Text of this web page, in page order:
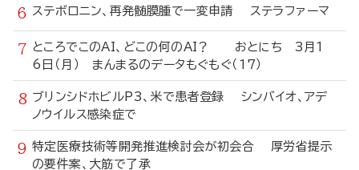
ステボロニン、再発髄膜腫で一変申請 ステラファーマ
ところでこのAI、どこの何のAI？ おとにち 3月1
6日（月） まんまるのデータもぐもぐ（17）
ブリンシドホビルP3、米で患者登録 シンバイオ、アデ
ノウイルス感染症で
特定医療技術等開発推進検討会が初会合 厚労省提示
の要件案、大筋で了承